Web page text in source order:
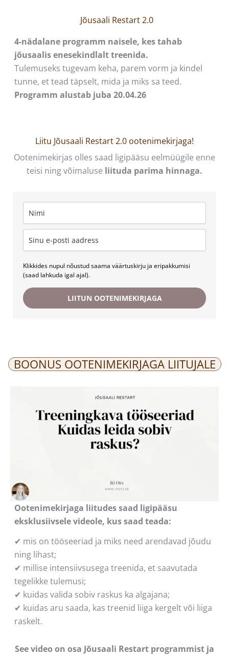
Jõusaali Restart 2.0
4-nädalane programm naisele, kes tahab
jõusaalis enesekindlalt treenida.
Tulemuseks tugevam keha, parem vorm ja kindel
tunne, et tead täpselt, mida ja miks sa teed.
Programm alustab juba 20.04.26
Liitu Jõusaali Restart 2.0 ootenimekirjaga!
Ootenimekirjas olles saad ligipääsu eelmüügile enne
teisi ning võimaluse liituda parima hinnaga.
Klikkides nupul nõustud saama väärtuskirju ja eripakkumisi
(saad lahkuda igal ajal).
LIITUN OOTENIMEKIRJAGA
BOONUS OOTENIMEKIRJAGA LIITUJALE
Ootenimekirjaga liitudes saad ligipääsu
eksklusiivsele videole, kus saad teada:
✔ mis on tööseeriad ja miks need arendavad jõudu
ning lihast;
✔ millise intensiivsusega treenida, et saavutada
tegelikke tulemusi;
✔ kuidas valida sobiv raskus ka algajana;
✔ kuidas aru saada, kas treenid liiga kergelt või liiga
raskelt.
See video on osa Jõusaali Restart programmist ja